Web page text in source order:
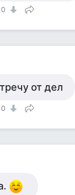
0
от дел
0